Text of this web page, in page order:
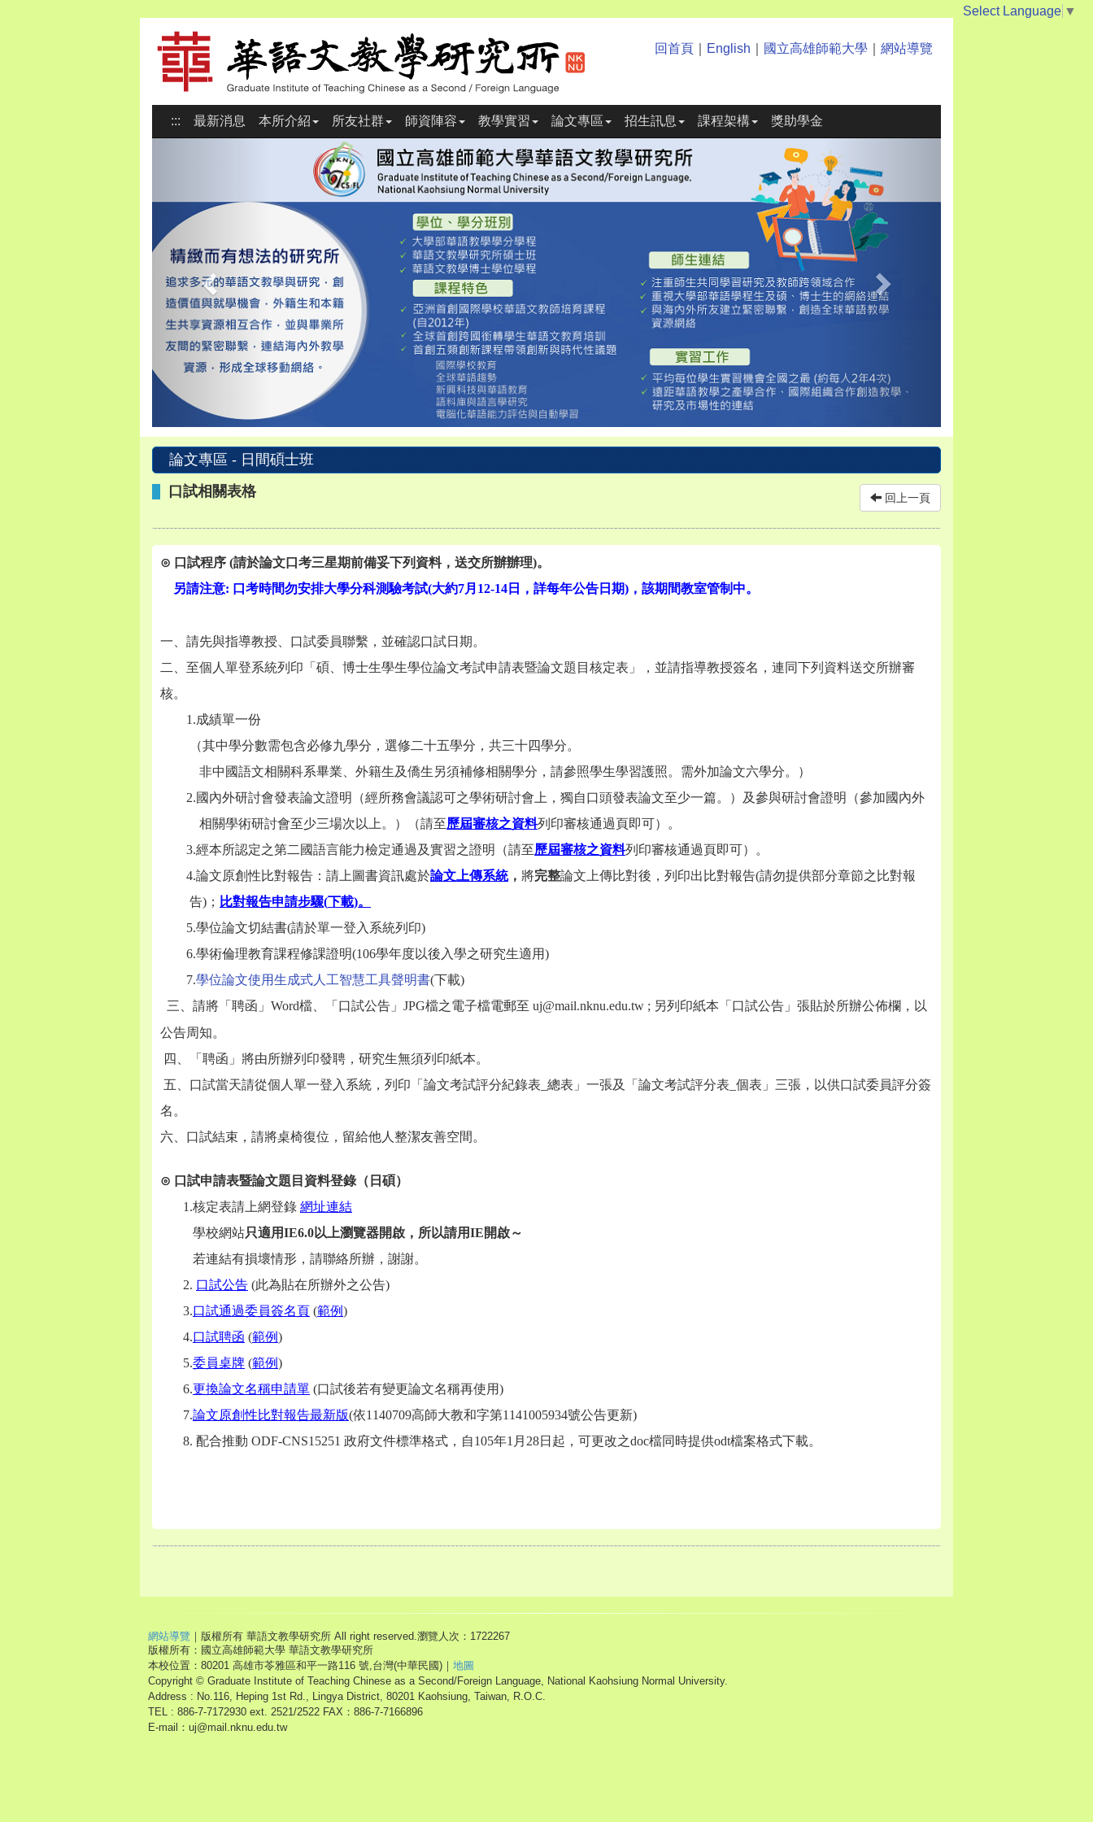
Select Language ▼
回首頁 English 國立高雄師範大學 網站導覽
::: 最新消息 本所介紹 所友社群 師資陣容 教學實習 論文專區 招生訊息 課程架構 獎助學金
論文專區 - 日間碩士班
口試相關表格
回上一頁
⊙ 口試程序 (請於論文口考三星期前備妥下列資料，送交所辦辦理)。
另請注意: 口考時間勿安排大學分科測驗考試(大約7月12-14日，詳每年公告日期)，該期間教室管制中。
一、請先與指導教授、口試委員聯繫，並確認口試日期。
二、至個人單登系統列印「碩、博士生學生學位論文考試申請表暨論文題目核定表」，並請指導教授簽名，連同下列資料送交所辦審
核。
1.成績單一份
（其中學分數需包含必修九學分，選修二十五學分，共三十四學分。
非中國語文相關科系畢業、外籍生及僑生另須補修相關學分，請參照學生學習護照。需外加論文六學分。）
2.國內外研討會發表論文證明（經所務會議認可之學術研討會上，獨自口頭發表論文至少一篇。）及參與研討會證明（參加國內外
相關學術研討會至少三場次以上。）（請至歷屆審核之資料列印審核通過頁即可）。
3.經本所認定之第二國語言能力檢定通過及實習之證明（請至歷屆審核之資料列印審核通過頁即可）。
4.論文原創性比對報告：請上圖書資訊處於論文上傳系統， 將完整論文上傳比對後，列印出比對報告(請勿提供部分章節之比對報
告)； 比對報告申請步驟(下載)。
5.學位論文切結書(請於單一登入系統列印)
6.學術倫理教育課程修課證明(106學年度以後入學之研究生適用)
7.學位論文使用生成式人工智慧工具聲明書(下載)
三 、請將「聘函」Word檔、「口試公告」JPG檔之電子檔電郵至 uj@mail.nknu.edu.tw ; 另列印紙本「口試公告」張貼於所辦公佈欄，以
公告周知。
四、「聘函」將由所辦列印發聘，研究生無須列印紙本。
五、口試當天請從個人單一登入系統，列印「論文考試評分紀錄表_總表」一張及「論文考試評分表_個表」三張，以供口試委員評分簽
名。
六、口試結束，請將桌椅復位，留給他人整潔友善空間。
⊙ 口試申請表暨論文題目資料登錄（日碩）
1.核定表請上網登錄 網址連結
學校網站只適用IE6.0以上瀏覽器開啟，所以請用IE開啟～
若連結有損壞情形，請聯絡所辦，謝謝。
2. 口試公告 (此為貼在所辦外之公告)
3.口試通過委員簽名頁 (範例)
4.口試聘函 (範例)
5.委員桌牌 (範例)
6.更換論文名稱申請單 (口試後若有變更論文名稱再使用)
7.論文原創性比對報告最新版(依1140709高師大教和字第1141005934號公告更新)
8. 配合推動 ODF-CNS15251 政府文件標準格式，自105年1月28日起，可更改之doc檔同時提供odt檔案格式下載。
網站導覽 ｜版權所有 華語文教學研究所 All right reserved.瀏覽人次：1722267
版權所有：國立高雄師範大學 華語文教學研究所
本校位置：80201 高雄市苓雅區和平一路116 號,台灣(中華民國)｜ 地圖
Copyright © Graduate Institute of Teaching Chinese as a Second/Foreign Language, National Kaohsiung Normal University.
Address : No.116, Heping 1st Rd., Lingya District, 80201 Kaohsiung, Taiwan, R.O.C.
TEL : 886-7-7172930 ext. 2521/2522 FAX：886-7-7166896
E-mail：uj@mail.nknu.edu.tw